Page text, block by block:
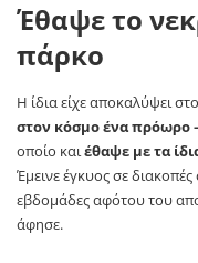
Έθαψε το
πάρκο
Η ίδια είχε αποκαλύψει
στον κόσμο ένα πρόωρο
οποίο καιέθαψε με τα
Έμεινε έγκυος σε
εβδομάδες αφότου του
άφησε.